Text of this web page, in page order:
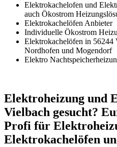
Elektrokachelofen und
auch Ökostrom
Elektrokachelöfen Anbieter
Individuelle Ökostrom
Elektrokachelöfen in 56244
Nordhofen und Mogendorf
Elektro
Elektroheizung und
Vielbach gesucht?
Profi für
Elektrokachelöfen